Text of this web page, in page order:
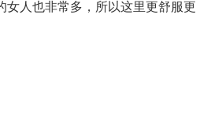
女人也非常多，所以这里更舒服更